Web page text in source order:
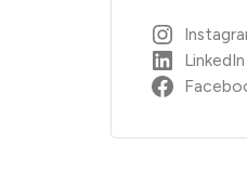
LinkedIn